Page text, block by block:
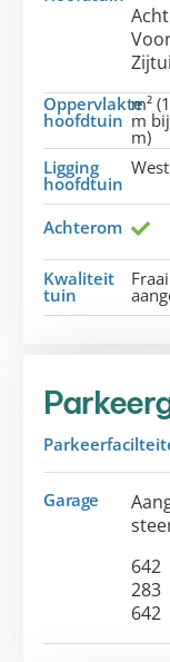
Oppervlakte
hoofdtuin
m²
m
m)
Ligging
hoofdtuin
West
Achterom
Kwaliteit
tuin
Fraai
Garage
642
283
642